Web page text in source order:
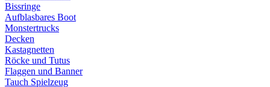
Bissringe
Aufblasbares Boot
Monstertrucks
Decken
Kastagnetten
Röcke und Tutus
Flaggen und Banner
Tauch Spielzeug